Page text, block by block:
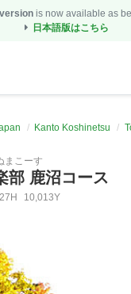
is now available as
日本語版はこちら
Kanto Koshinetsu
まこーす
部 鹿沼コース
27H 10,013Y